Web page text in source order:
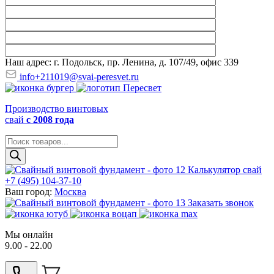
Наш адрес: г. Подольск, пр. Ленина, д. 107/49, офис 339
info+211019@svai-peresvet.ru
Производство винтовых
свай с 2008 года
Поиск
товаров
Калькулятор свай
+7 (495) 104-37-10
Ваш город: Москва
Заказать звонок
Мы онлайн
9.00 - 22.00